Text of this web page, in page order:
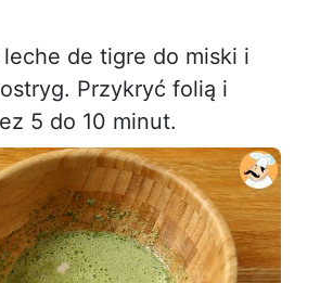
de tigre do miski i
Przykryć folią i
5 do 10 minut.